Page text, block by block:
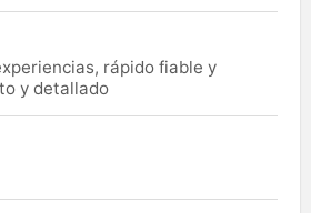
rápido fiable y
y detallado